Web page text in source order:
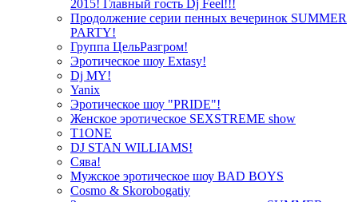
2015! Главный гость Dj Feel!!!
Продолжение серии пенных вечеринок SUMMER
PARTY!
Группа ЦельРазгром!
Эротическое шоу Extasy!
Dj MY!
Yanix
Эротическое шоу "PRIDE"!
Женское эротическое SEXSTREME show
T1ONE
DJ STAN WILLIAMS!
Сява!
Мужское эротическое шоу BAD BOYS
Cosmo & Skorobogatiy